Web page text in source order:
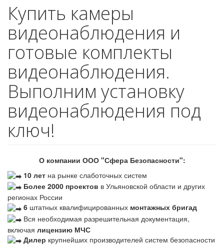
Купить камеры
видеонаблюдения и
готовые комплекты
видеонаблюдения.
Выполним установку
видеонаблюдения под
ключ!
О компании ООО "Сфера Безопасности":
10 лет на рынке слаботочных систем
Более 2000 проектов в Ульяновской области и других
регионах России
6 штатных квалифицированных монтажных бригад
Вся необходимая разрешительная документация,
включая лицензию МЧС
Дилер крупнейших производителей систем безопасности